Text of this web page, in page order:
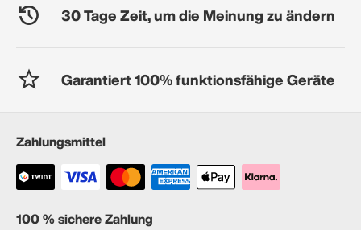
30 Tage Zeit, um die Meinung zu ändern
Garantiert 100% funktionsfähige Geräte
Zahlungsmittel
100 % sichere Zahlung